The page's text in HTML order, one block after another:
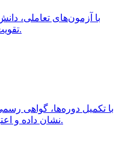
با آزمون‌های تعاملی،
تقویت کرده و پیشرفتتان را پیگیری کنید.
با تکمیل دوره‌ها، گواهی
نشان داده و اعتبار پورتفولیوی خود را افزایش دهید.